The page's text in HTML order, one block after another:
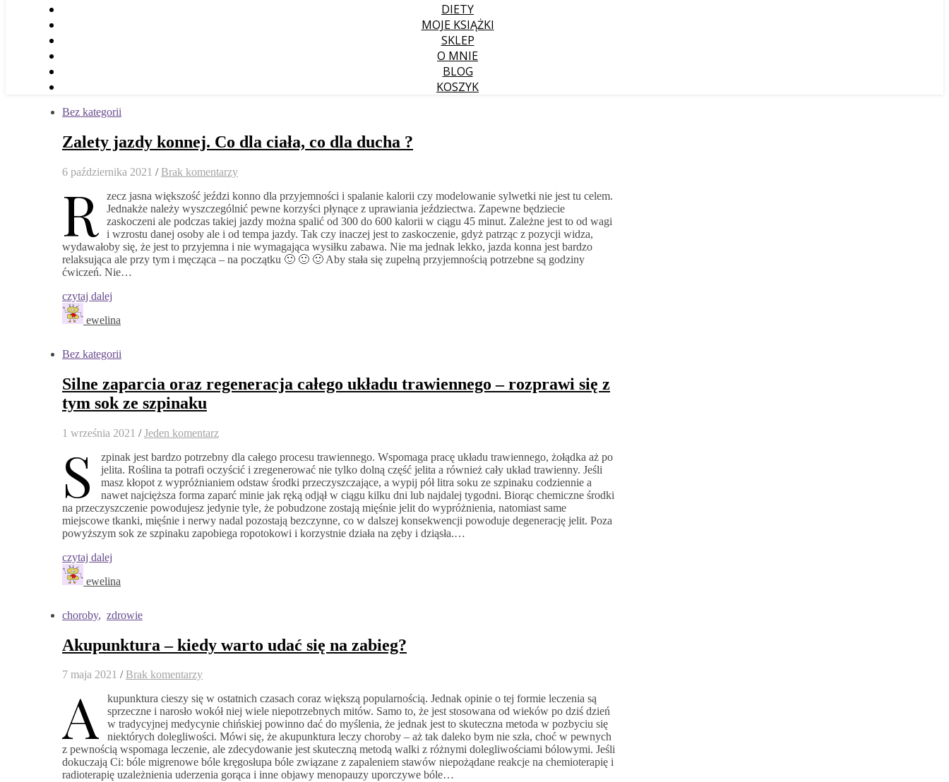
DIETY
MOJE KSIĄŻKI
SKLEP
O MNIE
BLOG
KOSZYK
Bez kategorii
Zalety jazdy konnej. Co dla ciała, co dla ducha ?
6 października 2021 / Brak komentarzy
R
zecz jasna większość jeździ konno dla przyjemności i spalanie kalorii czy modelowanie sylwetki nie jest tu celem.
Jednakże należy wyszczególnić pewne korzyści płynące z uprawiania jeździectwa. Zapewne będziecie
zaskoczeni ale podczas takiej jazdy można spalić od 300 do 600 kalorii w ciągu 45 minut. Zależne jest to od wagi
i wzrostu danej osoby ale i od tempa jazdy. Tak czy inaczej jest to zaskoczenie, gdyż patrząc z pozycji widza,
wydawałoby się, że jest to przyjemna i nie wymagająca wysiłku zabawa. Nie ma jednak lekko, jazda konna jest bardzo
relaksująca ale przy tym i męcząca – na początku 🙂 🙂 🙂 Aby stała się zupełną przyjemnością potrzebne są godziny
ćwiczeń. Nie…
czytaj dalej
ewelina
Bez kategorii
Silne zaparcia oraz regeneracja całego układu trawiennego – rozprawi się z
tym sok ze szpinaku
1 września 2021 / Jeden komentarz
S
zpinak jest bardzo potrzebny dla całego procesu trawiennego. Wspomaga pracę układu trawiennego, żołądka aż po
jelita. Roślina ta potrafi oczyścić i zregenerować nie tylko dolną część jelita a również cały układ trawienny. Jeśli
masz kłopot z wypróżnianiem odstaw środki przeczyszczające, a wypij pół litra soku ze szpinaku codziennie a
nawet najcięższa forma zaparć minie jak ręką odjął w ciągu kilku dni lub najdalej tygodni. Biorąc chemiczne środki
na przeczyszczenie powodujesz jedynie tyle, że pobudzone zostają mięśnie jelit do wypróżnienia, natomiast same
miejscowe tkanki, mięśnie i nerwy nadal pozostają bezczynne, co w dalszej konsekwencji powoduje degenerację jelit. Poza
powyższym sok ze szpinaku zapobiega ropotokowi i korzystnie działa na zęby i dziąsła.…
czytaj dalej
ewelina
choroby, zdrowie
Akupunktura – kiedy warto udać się na zabieg?
7 maja 2021 / Brak komentarzy
A
kupunktura cieszy się w ostatnich czasach coraz większą popularnością. Jednak opinie o tej formie leczenia są
sprzeczne i narosło wokół niej wiele niepotrzebnych mitów. Samo to, że jest stosowana od wieków po dziś dzień
w tradycyjnej medycynie chińskiej powinno dać do myślenia, że jednak jest to skuteczna metoda w pozbyciu się
niektórych dolegliwości. Mówi się, że akupunktura leczy choroby – aż tak daleko bym nie szła, choć w pewnych
z pewnością wspomaga leczenie, ale zdecydowanie jest skuteczną metodą walki z różnymi dolegliwościami bólowymi. Jeśli
dokuczają Ci: bóle migrenowe bóle kręgosłupa bóle związane z zapaleniem stawów niepożądane reakcje na chemioterapię i
radioterapię uzależnienia uderzenia gorąca i inne objawy menopauzy uporczywe bóle…